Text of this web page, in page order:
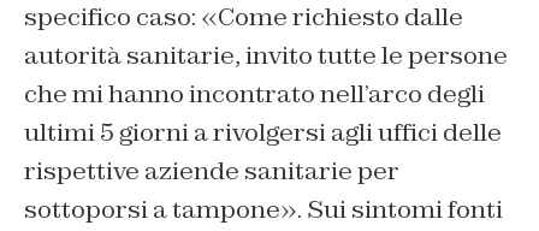
specifico caso: «Come richiesto dalle
autorità sanitarie, invito tutte le persone
che mi hanno incontrato nell’arco degli
ultimi 5 giorni a rivolgersi agli uffici delle
rispettive aziende sanitarie per
sottoporsi a tampone». Sui sintomi fonti